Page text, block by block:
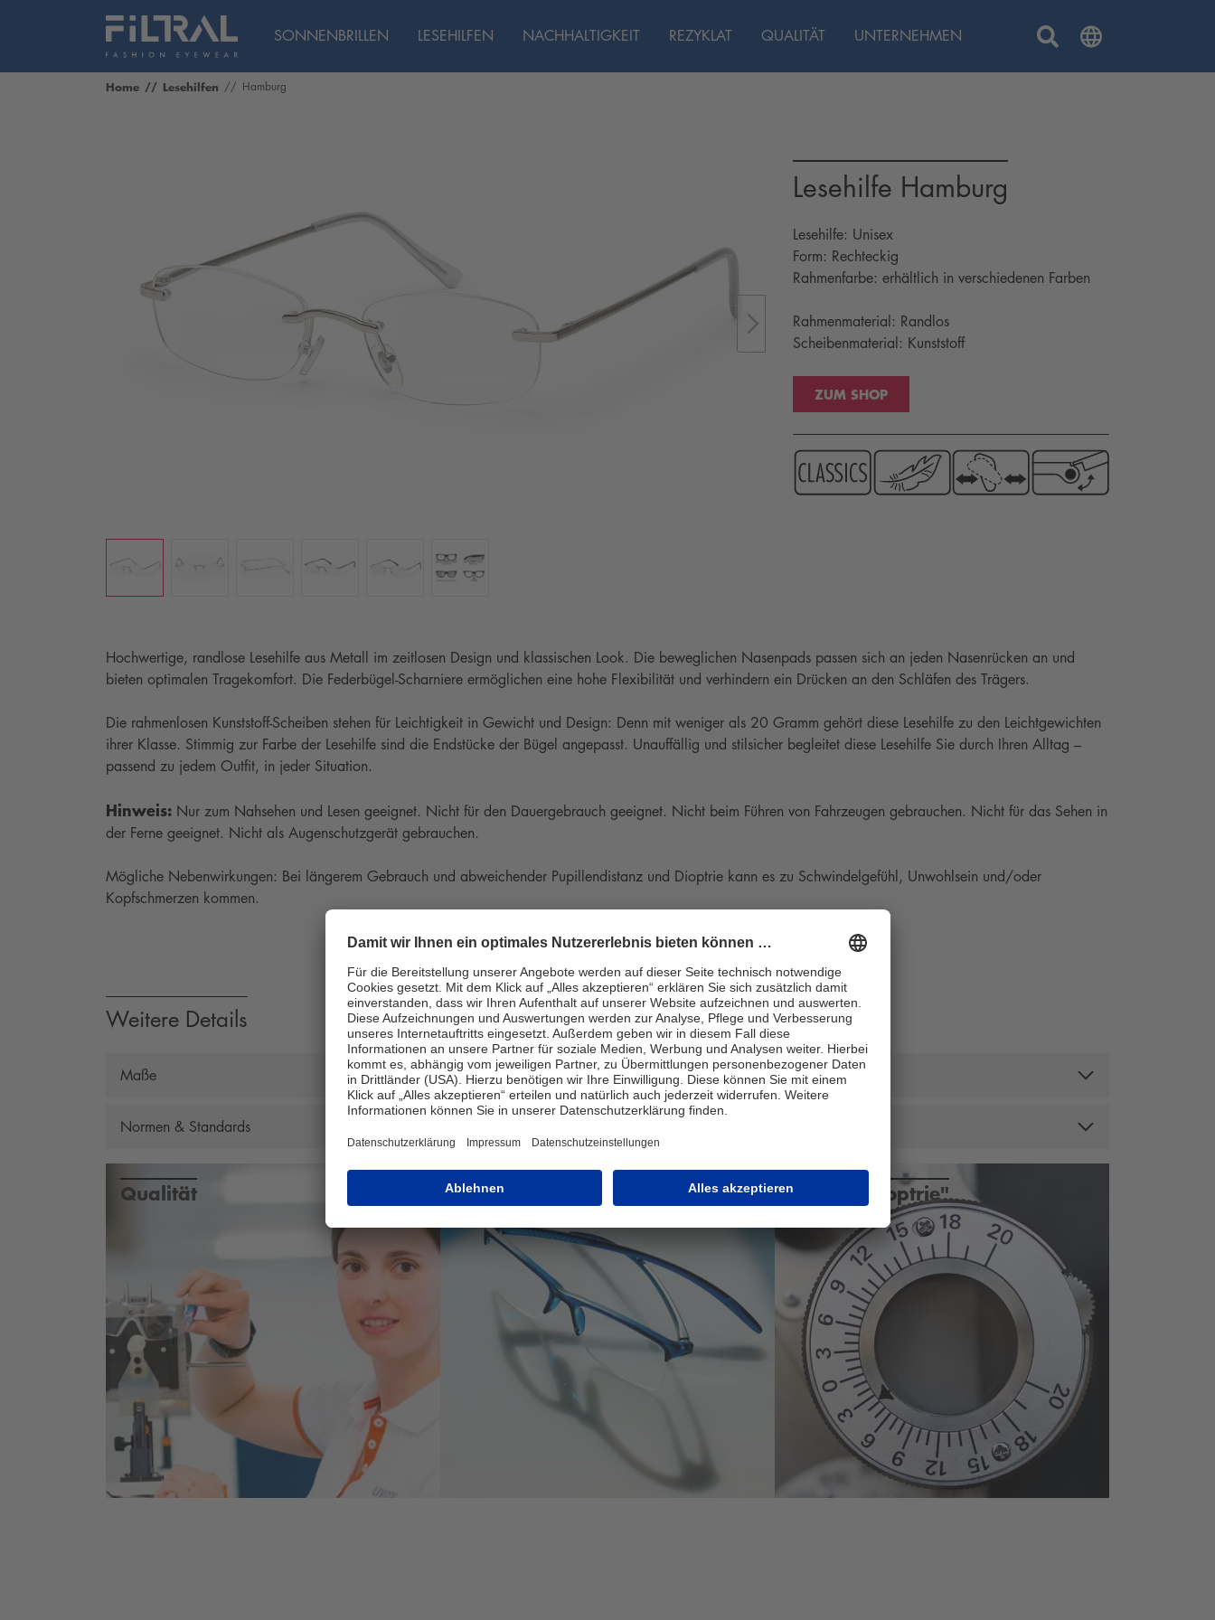
SONNENBRILLEN LESEHILFEN NACHHALTIGKEIT REZYKLAT QUALITÄT UNTERNEHMEN
Home Lesehilfen Hamburg
Lesehilfe Hamburg
Lesehilfe: Unisex
Form: Rechteckig
Rahmenfarbe: erhältlich in verschiedenen Farben
Rahmenmaterial: Randlos
Scheibenmaterial: Kunststoff
ZUM SHOP
Hochwertige, randlose Lesehilfe aus Metall im zeitlosen Design und klassischen Look. Die beweglichen Nasenpads passen sich an jeden Nasenrücken an und
bieten optimalen Tragekomfort. Die Federbügel-Scharniere ermöglichen eine hohe Flexibilität und verhindern ein Drücken an den Schläfen des Trägers.
Die rahmenlosen Kunststoff-Scheiben stehen für Leichtigkeit in Gewicht und Design: Denn mit weniger als 20 Gramm gehört diese Lesehilfe zu den Leichtgewichten
ihrer Klasse. Stimmig zur Farbe der Lesehilfe sind die Endstücke der Bügel angepasst. Unauffällig und stilsicher begleitet diese Lesehilfe Sie durch Ihren Alltag –
passend zu jedem Outfit, in jeder Situation.
Hinweis: Nur zum Nahsehen und Lesen geeignet. Nicht für den Dauergebrauch geeignet. Nicht beim Führen von Fahrzeugen gebrauchen. Nicht für das Sehen in
der Ferne geeignet. Nicht als Augenschutzgerät gebrauchen.
Mögliche Nebenwirkungen: Bei längerem Gebrauch und abweichender Pupillendistanz und Dioptrie kann es zu Schwindelgefühl, Unwohlsein und/oder
Kopfschmerzen kommen.
Weitere Details
Maße
Gesamtbreite: 135 mm, Bügellänge: 130 mm, Scheibenhöhe: 31 mm, Scheibenbreite: 53 mm
Normen & Standards
Geprüft nach der europäischen Norm EN 14139:2010
Nickel-Unbedenklichkeit
Dioptrie: +1,00 bis +3,50
Qualität Altersweitsichtigkeit Einheit "Dioptrie"